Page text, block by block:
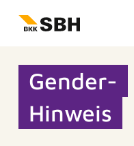
Hauptinhalt
Gender-
Hinweis